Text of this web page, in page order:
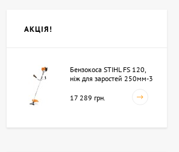
АКЦІЯ!
Бензокоса STIHL FS 120,
ніж для заростей 250мм-3
17 289 грн.